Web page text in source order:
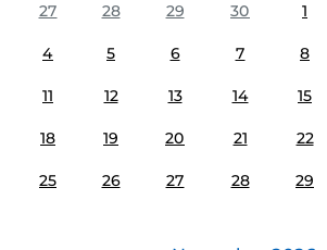
27
28 29 30 1
4 5 6 7 8
11 12 13 14 15
18 19 20 21 22
25 26 27 28 29